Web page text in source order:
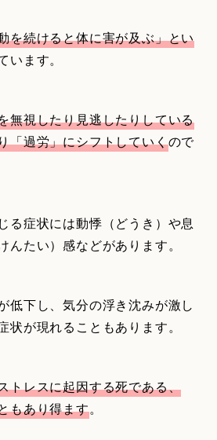
を続けると体に害が及ぶ」とい
います。
無視したり見逃したりしている
「過労」にシフトしていくので
る症状には動悸（どうき）や息
んたい）感などがあります。
低下し、気分の浮き沈みが激し
状が現れることもあります。
トレスに起因する死である、
もあり得ます。